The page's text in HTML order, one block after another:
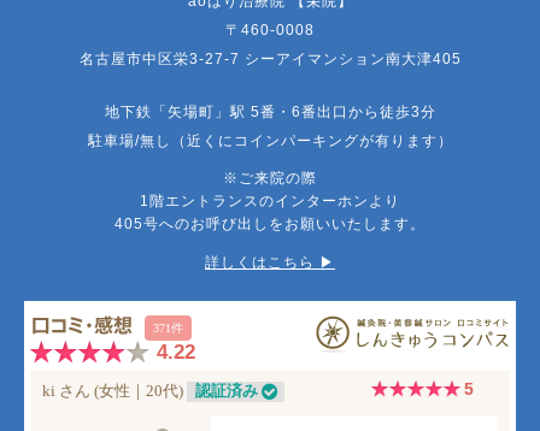
〒460-0008
名古屋市中区栄3-27-7 シーアイマンション南大津405
地下鉄「矢場町」駅 5番・6番出口から徒歩3分
駐車場/無し（近くにコインパーキングが有ります）
※ご来院の際
1階エントランスのインターホンより
405号へのお呼び出しをお願いいたします。
詳しくはこちら ▶︎